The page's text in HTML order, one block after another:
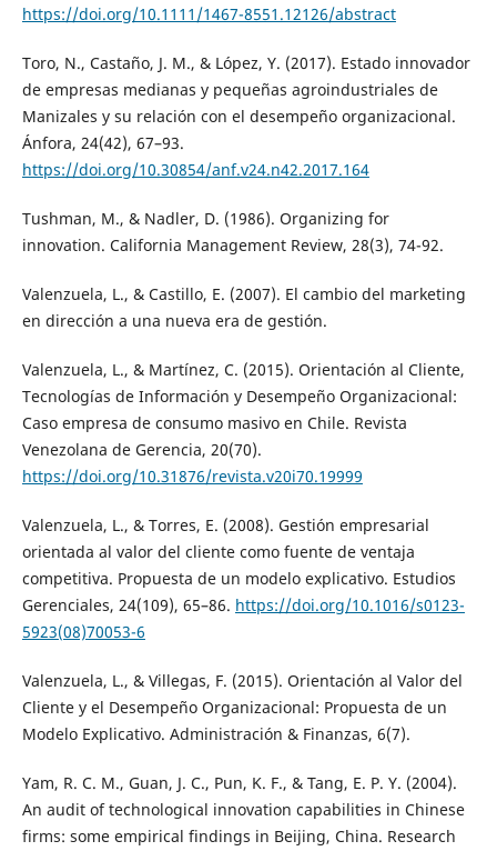
https://doi.org/10.1111/1467-8551.12126/abstract
Toro, N., Castaño, J. M., & López, Y. (2017). Estado innovador
de empresas medianas y pequeñas agroindustriales de
Manizales y su relación con el desempeño organizacional.
Ánfora, 24(42), 67–93.
https://doi.org/10.30854/anf.v24.n42.2017.164
Tushman, M., & Nadler, D. (1986). Organizing for
innovation. California Management Review, 28(3), 74-92.
Valenzuela, L., & Castillo, E. (2007). El cambio del marketing
en dirección a una nueva era de gestión.
Valenzuela, L., & Martínez, C. (2015). Orientación al Cliente,
Tecnologías de Información y Desempeño Organizacional:
Caso empresa de consumo masivo en Chile. Revista
Venezolana de Gerencia, 20(70).
https://doi.org/10.31876/revista.v20i70.19999
Valenzuela, L., & Torres, E. (2008). Gestión empresarial
orientada al valor del cliente como fuente de ventaja
competitiva. Propuesta de un modelo explicativo. Estudios
Gerenciales, 24(109), 65–86. https://doi.org/10.1016/s0123-
5923(08)70053-6
Valenzuela, L., & Villegas, F. (2015). Orientación al Valor del
Cliente y el Desempeño Organizacional: Propuesta de un
Modelo Explicativo. Administración & Finanzas, 6(7).
Yam, R. C. M., Guan, J. C., Pun, K. F., & Tang, E. P. Y. (2004).
An audit of technological innovation capabilities in Chinese
firms: some empirical findings in Beijing, China. Research